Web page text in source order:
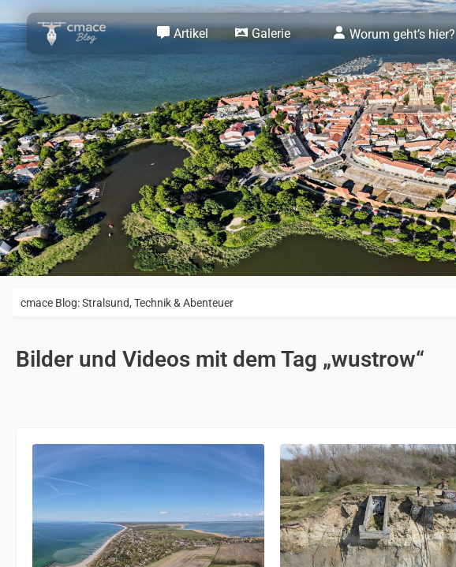
Artikel Galerie Worum geht’s hier?
cmace Blog: Stralsund, Technik & Abenteuer
Bilder und Videos mit dem Tag „wustrow“